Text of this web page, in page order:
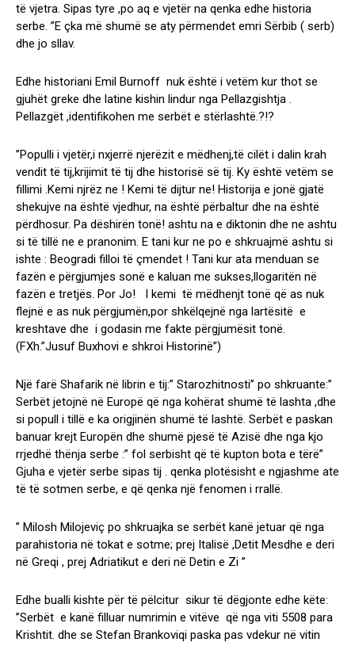
të vjetra. Sipas tyre ,po aq e vjetër na qenka edhe historia
serbe. ”E çka më shumë se aty përmendet emri Sërbib ( serb)
dhe jo sllav.
Edhe historiani Emil Burnoff nuk është i vetëm kur thot se
gjuhët greke dhe latine kishin lindur nga Pellazgishtja .
Pellazgët ,identifikohen me serbët e stërlashtë.?!?
”Populli i vjetër,i nxjerrë njerëzit e mëdhenj,të cilët i dalin krah
vendit të tij,krijimit të tij dhe historisë së tij. Ky është vetëm se
fillimi .Kemi njrëz ne ! Kemi të dijtur ne! Historija e jonë gjatë
shekujve na është vjedhur, na është përbaltur dhe na është
përdhosur. Pa dëshirën tonë! ashtu na e diktonin dhe ne ashtu
si të tillë ne e pranonim. E tani kur ne po e shkruajmë ashtu si
ishte : Beogradi filloi të çmendet ! Tani kur ata menduan se
fazën e përgjumjes sonë e kaluan me sukses,llogaritën në
fazën e tretjës. Por Jo! I kemi të mëdhenjt tonë që as nuk
flejnë e as nuk përgjumën,por shkëlqejnë nga lartësitë e
kreshtave dhe i godasin me fakte përgjumësit tonë.
(FXh.”Jusuf Buxhovi e shkroi Historinë”)
Një farë Shafarik në librin e tij:” Starozhitnosti” po shkruante:”
Serbët jetojnë në Europë që nga kohërat shumë të lashta ,dhe
si popull i tillë e ka origjinën shumë të lashtë. Serbët e paskan
banuar krejt Europën dhe shumë pjesë të Azisë dhe nga kjo
rrjedhë thënja serbe :” fol serbisht që të kupton bota e tërë”
Gjuha e vjetër serbe sipas tij . qenka plotësisht e ngjashme ate
të të sotmen serbe, e që qenka një fenomen i rrallë.
” Milosh Milojeviç po shkruajka se serbët kanë jetuar që nga
parahistoria në tokat e sotme; prej Italisë ,Detit Mesdhe e deri
në Greqi , prej Adriatikut e deri në Detin e Zi ”
Edhe bualli kishte për të pëlcitur sikur të dëgjonte edhe këte:
”Serbët e kanë filluar numrimin e vitëve që nga viti 5508 para
Krishtit. dhe se Stefan Brankoviqi paska pas vdekur në vitin